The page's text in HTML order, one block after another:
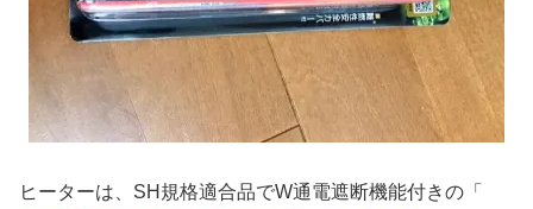
ヒーターは、SH規格適合品でW通電遮断機能付きの「